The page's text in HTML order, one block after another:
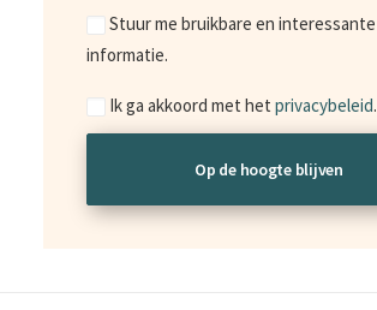
Marketing
Stuur me bruikbare en interessante
informatie.
Consent
Ik ga akkoord met het privacybeleid.